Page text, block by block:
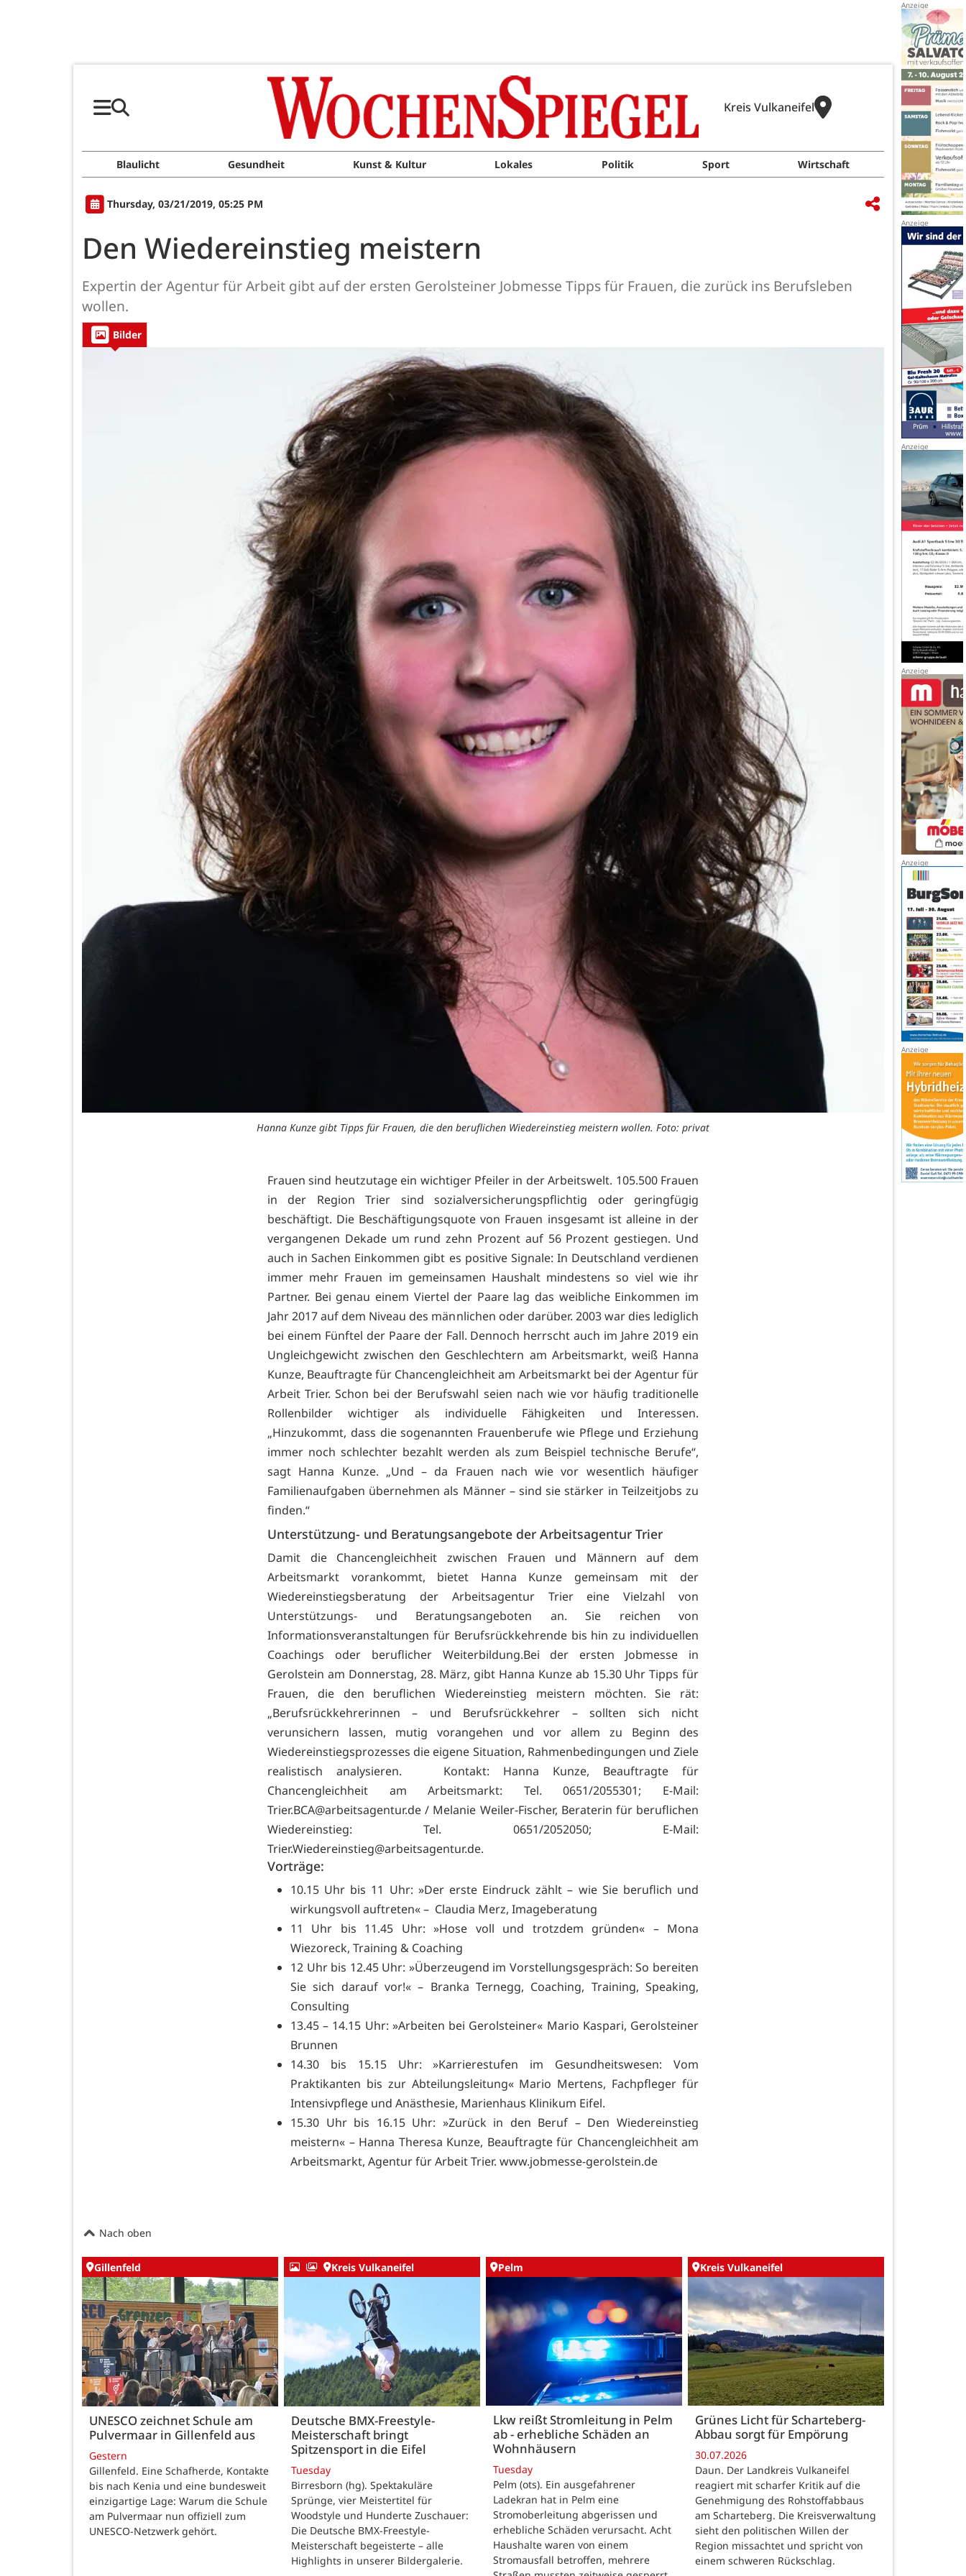
Kreis Vulkaneifel
Blaulicht Gesundheit Kunst & Kultur Lokales Politik Sport Wirtschaft
Thursday, 03/21/2019, 05:25 PM
Den Wiedereinstieg meistern
Expertin der Agentur für Arbeit gibt auf der ersten Gerolsteiner Jobmesse Tipps für Frauen, die zurück ins Berufsleben
wollen.
Bilder
Hanna Kunze gibt Tipps für Frauen, die den beruflichen Wiedereinstieg meistern wollen. Foto: privat
Frauen sind heutzutage ein wichtiger Pfeiler in der Arbeitswelt. 105.500 Frauen
in der Region Trier sind sozialversicherungspflichtig oder geringfügig
beschäftigt. Die Beschäftigungsquote von Frauen insgesamt ist alleine in der
vergangenen Dekade um rund zehn Prozent auf 56 Prozent gestiegen. Und
auch in Sachen Einkommen gibt es positive Signale: In Deutschland verdienen
immer mehr Frauen im gemeinsamen Haushalt mindestens so viel wie ihr
Partner. Bei genau einem Viertel der Paare lag das weibliche Einkommen im
Jahr 2017 auf dem Niveau des männlichen oder darüber. 2003 war dies lediglich
bei einem Fünftel der Paare der Fall. Dennoch herrscht auch im Jahre 2019 ein
Ungleichgewicht zwischen den Geschlechtern am Arbeitsmarkt, weiß Hanna
Kunze, Beauftragte für Chancengleichheit am Arbeitsmarkt bei der Agentur für
Arbeit Trier. Schon bei der Berufswahl seien nach wie vor häufig traditionelle
Rollenbilder wichtiger als individuelle Fähigkeiten und Interessen.
„Hinzukommt, dass die sogenannten Frauenberufe wie Pflege und Erziehung
immer noch schlechter bezahlt werden als zum Beispiel technische Berufe“,
sagt Hanna Kunze. „Und – da Frauen nach wie vor wesentlich häufiger
Familienaufgaben übernehmen als Männer – sind sie stärker in Teilzeitjobs zu
finden.“
Unterstützung- und Beratungsangebote der Arbeitsagentur Trier
Damit die Chancengleichheit zwischen Frauen und Männern auf dem
Arbeitsmarkt vorankommt, bietet Hanna Kunze gemeinsam mit der
Wiedereinstiegsberatung der Arbeitsagentur Trier eine Vielzahl von
Unterstützungs- und Beratungsangeboten an. Sie reichen von
Informationsveranstaltungen für Berufsrückkehrende bis hin zu individuellen
Coachings oder beruflicher Weiterbildung.Bei der ersten Jobmesse in
Gerolstein am Donnerstag, 28. März, gibt Hanna Kunze ab 15.30 Uhr Tipps für
Frauen, die den beruflichen Wiedereinstieg meistern möchten. Sie rät:
„Berufsrückkehrerinnen – und Berufsrückkehrer – sollten sich nicht
verunsichern lassen, mutig vorangehen und vor allem zu Beginn des
Wiedereinstiegsprozesses die eigene Situation, Rahmenbedingungen und Ziele
realistisch analysieren. Kontakt: Hanna Kunze, Beauftragte für
Chancengleichheit am Arbeitsmarkt: Tel. 0651/2055301; E-Mail:
Trier.BCA@arbeitsagentur.de / Melanie Weiler-Fischer, Beraterin für beruflichen
Wiedereinstieg: Tel. 0651/2052050; E-Mail:
Trier.Wiedereinstieg@arbeitsagentur.de.
Vorträge:
10.15 Uhr bis 11 Uhr: »Der erste Eindruck zählt – wie Sie beruflich und
wirkungsvoll auftreten« – Claudia Merz, Imageberatung
11 Uhr bis 11.45 Uhr: »Hose voll und trotzdem gründen« – Mona
Wiezoreck, Training & Coaching
12 Uhr bis 12.45 Uhr: »Überzeugend im Vorstellungsgespräch: So bereiten
Sie sich darauf vor!« – Branka Ternegg, Coaching, Training, Speaking,
Consulting
13.45 – 14.15 Uhr: »Arbeiten bei Gerolsteiner« Mario Kaspari, Gerolsteiner
Brunnen
14.30 bis 15.15 Uhr: »Karrierestufen im Gesundheitswesen: Vom
Praktikanten bis zur Abteilungsleitung« Mario Mertens, Fachpfleger für
Intensivpflege und Anästhesie, Marienhaus Klinikum Eifel.
15.30 Uhr bis 16.15 Uhr: »Zurück in den Beruf – Den Wiedereinstieg
meistern« – Hanna Theresa Kunze, Beauftragte für Chancengleichheit am
Arbeitsmarkt, Agentur für Arbeit Trier. www.jobmesse-gerolstein.de
Nach oben
Gillenfeld
UNESCO zeichnet Schule am
Pulvermaar in Gillenfeld aus
Gestern
Gillenfeld. Eine Schafherde, Kontakte
bis nach Kenia und eine bundesweit
einzigartige Lage: Warum die Schule
am Pulvermaar nun offiziell zum
UNESCO-Netzwerk gehört.
Kreis Vulkaneifel
Deutsche BMX-Freestyle-
Meisterschaft bringt
Spitzensport in die Eifel
Tuesday
Birresborn (hg). Spektakuläre
Sprünge, vier Meistertitel für
Woodstyle und Hunderte Zuschauer:
Die Deutsche BMX-Freestyle-
Meisterschaft begeisterte – alle
Highlights in unserer Bildergalerie.
Pelm
Lkw reißt Stromleitung in Pelm
ab - erhebliche Schäden an
Wohnhäusern
Tuesday
Pelm (ots). Ein ausgefahrener
Ladekran hat in Pelm eine
Stromoberleitung abgerissen und
erhebliche Schäden verursacht. Acht
Haushalte waren von einem
Stromausfall betroffen, mehrere
Kreis Vulkaneifel
Grünes Licht für Scharteberg-
Abbau sorgt für Empörung
30.07.2026
Daun. Der Landkreis Vulkaneifel
reagiert mit scharfer Kritik auf die
Genehmigung des Rohstoffabbaus
am Scharteberg. Die Kreisverwaltung
sieht den politischen Willen der
Region missachtet und spricht von
einem schweren Rückschlag.